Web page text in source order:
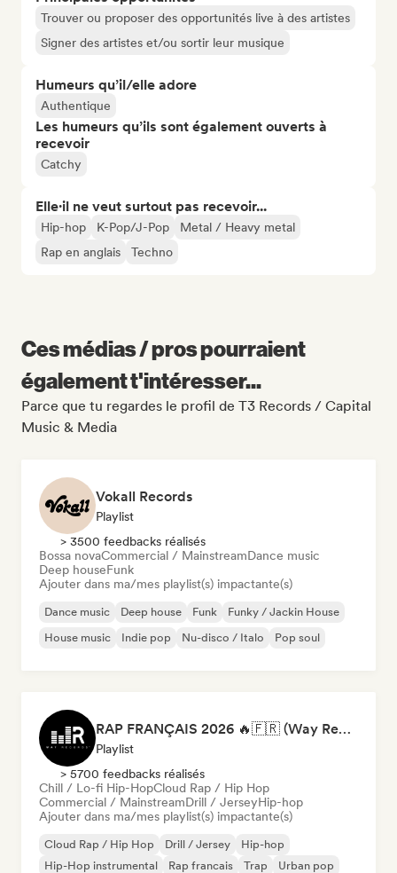
Trouver ou proposer des opportunités live à des artistes
Signer des artistes et/ou sortir leur musique
Humeurs qu’il/elle adore
Authentique
Les humeurs qu’ils sont également ouverts à
recevoir
Catchy
Elle·il ne veut surtout pas recevoir...
Hip-hop K-Pop/J-Pop
Metal / Heavy metal
Rap en anglais
Techno
Ces médias / pros pourraient
également t'intéresser...
Parce que tu regardes le profil de T3 Records / Capital
Music & Media
Vokall Records
Playlist
> 3500 feedbacks réalisés
Bossa novaCommercial / MainstreamDance music
Deep houseFunk
Ajouter dans ma/mes playlist(s) impactante(s)
Dance music Deep house Funk
Funky / Jackin House
House music
Indie pop Nu-disco / Italo Pop soul
RAP FRANÇAIS 2026 🔥🇫🇷 (Way Records)
Playlist
> 5700 feedbacks réalisés
Chill / Lo-fi Hip-HopCloud Rap / Hip Hop
Commercial / MainstreamDrill / JerseyHip-hop
Ajouter dans ma/mes playlist(s) impactante(s)
Cloud Rap / Hip Hop Drill / Jersey
Hip-hop
Hip-Hop instrumental
Rap francais Trap
Urban pop